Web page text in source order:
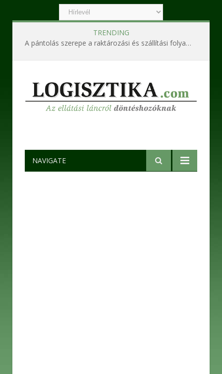
TRENDING
A pántolás szerepe a raktározási és szállítási folyamatokban
NAVIGATE